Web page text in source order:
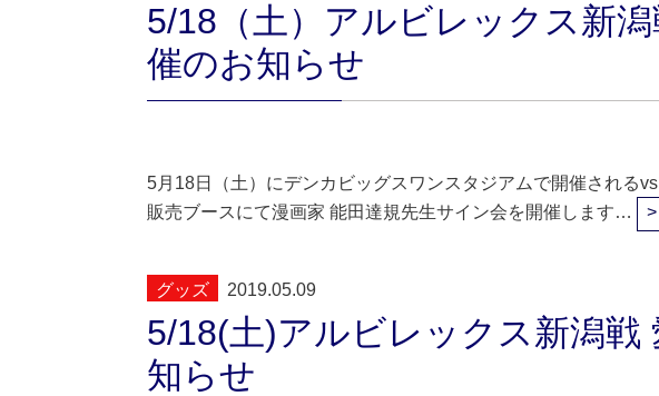
5/18（土）アルビレックス新
催のお知らせ
5月18日（土）にデンカビッグスワンスタジアムで開催される
販売ブースにて漫画家 能田達規先生サイン会を開催します…
グッズ 2019.05.09
5/18(土)アルビレックス新潟戦
知らせ